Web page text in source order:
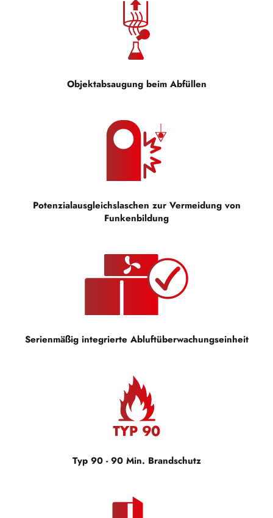
Objektabsaugung beim Abfüllen
Potenzialausgleichslaschen zur Vermeidung von
Funkenbildung
Serienmäßig integrierte Abluftüberwachungseinheit
Typ 90 - 90 Min. Brandschutz